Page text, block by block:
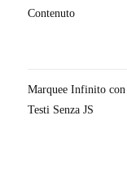
Contenuto
Marquee Infinito
Testi Senza JS